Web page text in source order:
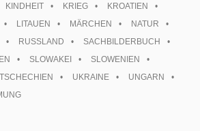
KINDHEIT KRIEG
KROATIEN
LITAUEN MÄRCHEN
NATUR
RUSSLAND
SACHBILDERBUCH
SLOWAKEI
SLOWENIEN
TSCHECHIEN UKRAINE
UNGARN